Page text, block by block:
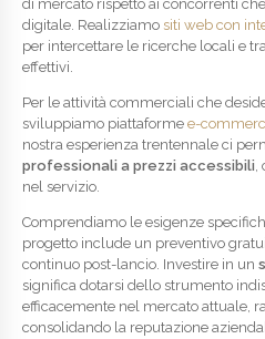
di mercato rispetto ai concorrenti
digitale. Realizziamo siti web con
per intercettare le ricerche locali e
effettivi.
Per le attività commerciali che
sviluppiamo piattaforme e-
nostra esperienza trentennale ci
professionali a prezzi accessibili,
nel servizio.
Comprendiamo le esigenze
progetto include un preventivo
continuo post-lancio. Investire in un
significa dotarsi dello strumento
efficacemente nel mercato attuale,
consolidando la reputazione